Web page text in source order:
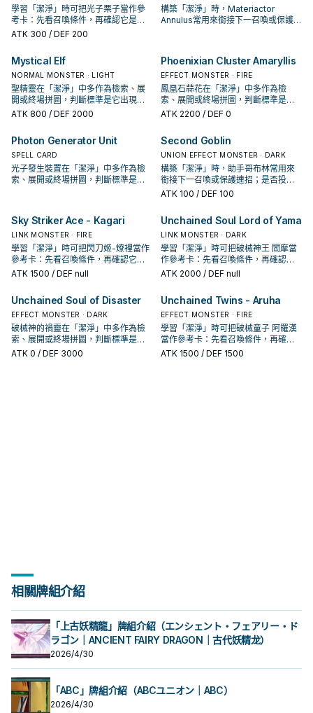
學習「潔淨」時可把光子栗子當作參
考卡：先看召喚條件，再確認它是起
手、展開還是收益卡。
ATK 300 / DEF 200
構築「潔淨」時，Materiactor
Annulus常用來銜接下一召喚或保護連
Mystical Elf
NORMAL MONSTER · LIGHT
聖精靈在「潔淨」中多作為檢索、展
開或終場拼圖，判斷標準是它出現在
成功起手中的頻率。
ATK 800 / DEF 2000
Phoenixian Cluster Amaryllis
EFFECT MONSTER · FIRE
鳳凰石蒜花在「潔淨」中多作為檢
索、展開或終場拼圖，判斷標準是它
出現在成功起手中的頻率。
ATK 2200 / DEF 0
Photon Generator Unit
SPELL CARD
光子發生裝置在「潔淨」中多作為檢
索、展開或終場拼圖，判斷標準是它
Second Goblin
UNION EFFECT MONSTER · DARK
構築「潔淨」時，助手哥布林常用來
銜接下一召喚或保護連招；是否投入
取決於你的手坑／解場配置。
ATK 100 / DEF 100
Sky Striker Ace - Kagari
LINK MONSTER · FIRE
學習「潔淨」時可把閃刀姬-燎裡當作
參考卡：先看召喚條件，再確認它是
起手、展開還是收益卡。
ATK 1500 / DEF null
Unchained Soul Lord of Yama
LINK MONSTER · DARK
學習「潔淨」時可把破械神王 閻摩當
作參考卡：先看召喚條件，再確認它
是起手、展開還是收益卡。
ATK 2000 / DEF null
Unchained Soul of Disaster
EFFECT MONSTER · DARK
破械神的禍靈在「潔淨」中多作為檢
索、展開或終場拼圖，判斷標準是它
出現在成功起手中的頻率。
ATK 0 / DEF 3000
Unchained Twins - Aruha
EFFECT MONSTER · FIRE
學習「潔淨」時可把破械童子 阿羅漢
當作參考卡：先看召喚條件，再確認
它是起手、展開還是收益卡。
ATK 1500 / DEF 1500
相關牌組介紹
「上古妖精龍」牌組介紹（エンシェント・フェアリー・ド
ラゴン｜ANCIENT FAIRY DRAGON｜古代妖精龙）
2026/4/30
「ABC」牌組介紹（ABCユニオン｜ABC）
2026/4/30